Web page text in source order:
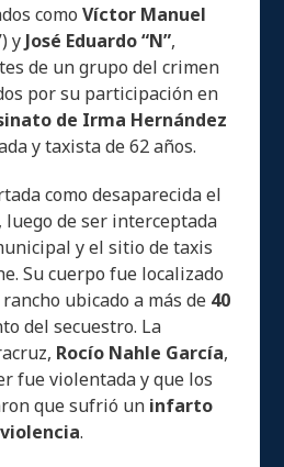
comoVíctor Manuel
y José Eduardo “N”,
de un grupo del crimen
por su participación en
de Irma Hernández
y taxista de 62 años.
como desaparecida el
, luego de ser interceptada
y el sitio de taxis
Su cuerpo fue localizado
ubicado a más de 40
del secuestro. La
Rocío Nahle García,
fue violentada y que los
que sufrió un infarto
.